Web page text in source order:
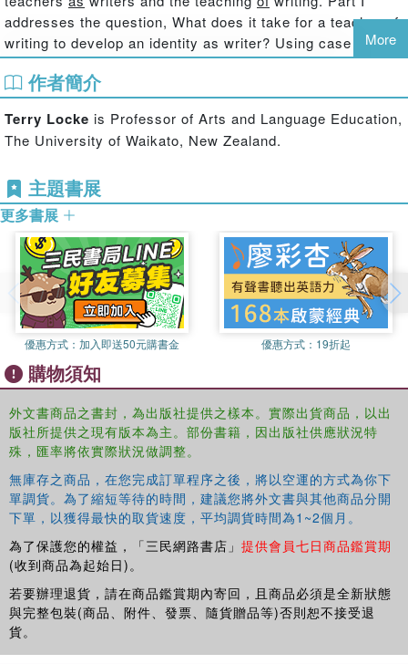
addresses the question, What does it take for a teacher of
writing to develop an identity as writer? Using case
studies and teacher narratives, it guides readers to an
understanding of the current status of writing as the 21
developing a writing identity, the relationship of writing to
genre and rhetoric, writing and professional identity, and
and helping writer-teachers develop a toolkit to take into
their classrooms. Coverage includes building a community
place of grammar; the role of information, communication
and representational technologies; and how assessment,
properly used, can help develop writing. Ideal for for pre-
service and in-service courses on the teaching of writing,
theCompanion Website provides aadditional
assessment resources; and lesson and unit plans and
More
作者簡介
Terry Locke is Professor of Arts and Language Education,
The University of Waikato, New Zealand.
主題書展
更多書展
優惠方式： 加入即送50元購書金 優惠方式： 19折起
購物須知
外文書商品之書封，為出版社提供之樣本。實際出貨商品，以出
版社所提供之現有版本為主。部份書籍，因出版社供應狀況特
殊，匯率將依實際狀況做調整。
無庫存之商品，在您完成訂單程序之後，將以空運的方式為你下
單調貨。為了縮短等待的時間，建議您將外文書與其他商品分開
下單，以獲得最快的取貨速度，平均調貨時間為1~2個月。
為了保護您的權益，「三民網路書店」 提供會員七日商品鑑賞期
(收到商品為起始日)。
若要辦理退貨，請在商品鑑賞期內寄回，且商品必須是全新狀態
與完整包裝(商品、附件、發票、隨貨贈品等)否則恕不接受退
貨。